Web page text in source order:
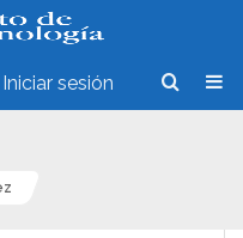
Iniciar sesión